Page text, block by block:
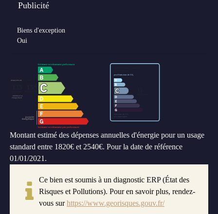
Publicité
Biens d'exception
Oui
Montant estimé des dépenses annuelles d'énergie pour un usage
standard entre 1820€ et 2540€. Pour la date de référence
01/01/2021.
Ce bien est soumis à un diagnostic ERP (État des
Risques et Pollutions). Pour en savoir plus, rendez-
vous surhttps://www.georisques.gouv.fr/